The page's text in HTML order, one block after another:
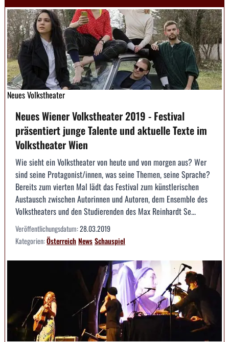
Neues Volkstheater
Neues Wiener Volkstheater 2019 - Festival
präsentiert junge Talente und aktuelle Texte im
Volkstheater Wien
Wie sieht ein Volkstheater von heute und von morgen aus? Wer
sind seine Protagonist/innen, was seine Themen, seine Sprache?
Bereits zum vierten Mal lädt das Festival zum künstlerischen
Austausch zwischen Autorinnen und Autoren, dem Ensemble des
Volkstheaters und den Studierenden des Max Reinhardt Se...
Veröffentlichungsdatum:28.03.2019
Kategorien:ÖsterreichNewsSchauspiel